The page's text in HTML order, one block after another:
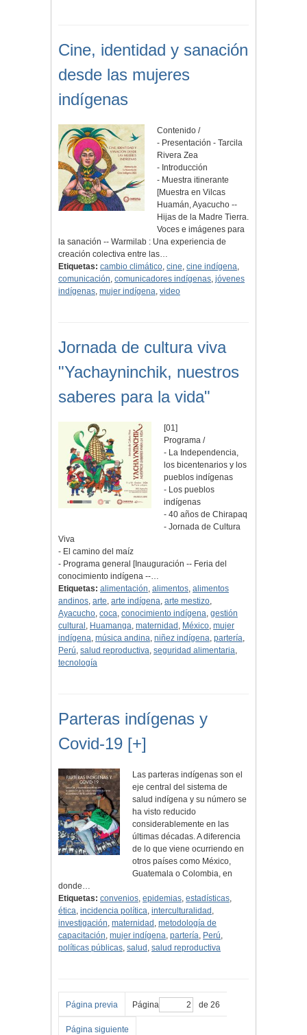
Cine, identidad y sanación
desde las mujeres
indígenas
Contenido /
- Presentación - Tarcila
Rivera Zea
- Introducción
- Muestra itinerante
[Muestra en Vilcas
Huamán, Ayacucho --
Hijas de la Madre Tierra.
Voces e imágenes para
la sanación -- Warmilab : Una experiencia de
creación colectiva entre las…
Etiquetas: cambio climático, cine, cine indígena,
comunicación, comunicadores indígenas, jóvenes
indígenas, mujer indígena, video
Jornada de cultura viva
"Yachayninchik, nuestros
saberes para la vida"
[01]
Programa /
- La Independencia,
los bicentenarios y los
pueblos indígenas
- Los pueblos
indígenas
- 40 años de Chirapaq
- Jornada de Cultura
Viva
- El camino del maíz
- Programa general [Inauguración -- Feria del
conocimiento indígena --…
Etiquetas: alimentación, alimentos, alimentos
andinos, arte, arte indígena, arte mestizo,
Ayacucho, coca, conocimiento indígena, gestión
cultural , Huamanga, maternidad , México, mujer
indígena, música andina, niñez indígena, partería,
Perú, salud reproductiva, seguridad alimentaria,
tecnología
Parteras indígenas y
Covid-19 [+]
Las parteras indígenas son el
eje central del sistema de
salud indígena y su número se
ha visto reducido
considerablemente en las
últimas décadas. A diferencia
de lo que viene ocurriendo en
otros países como México,
Guatemala o Colombia, en
donde…
Etiquetas: convenios, epidemias, estadísticas,
ética, incidencia política, interculturalidad ,
investigación, maternidad , metodología de
capacitación, mujer indígena, partería, Perú,
políticas públicas, salud , salud reproductiva
Página previa Página de 26
Página siguiente